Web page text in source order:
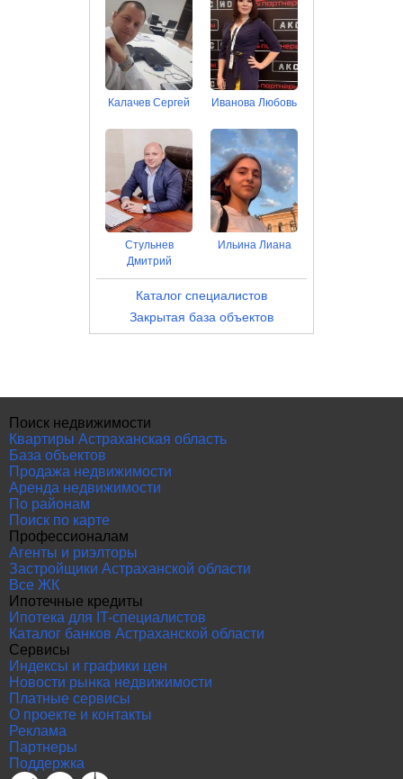
Калачев Сергей Иванова Любовь
Стульнев
Дмитрий
Ильина Лиана
Каталог специалистов
Закрытая база объектов
Поиск недвижимости
Квартиры Астраханская область
База объектов
Продажа недвижимости
Аренда недвижимости
По районам
Поиск по карте
Профессионалам
Агенты и риэлторы
Застройщики Астраханской области
Все ЖК
Ипотечные кредиты
Ипотека для IT-специалистов
Каталог банков Астраханской области
Сервисы
Индексы и графики цен
Новости рынка недвижимости
Платные сервисы
О проекте и контакты
Реклама
Партнеры
Поддержка